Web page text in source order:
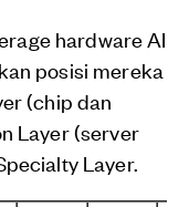
hardware AI
posisi mereka
(chip dan
Layer (server
Layer.